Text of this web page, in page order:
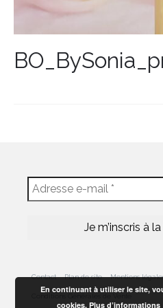
Contact Plan de site Mentions
En continuant à utiliser le site,
cookies.Plus d’informations